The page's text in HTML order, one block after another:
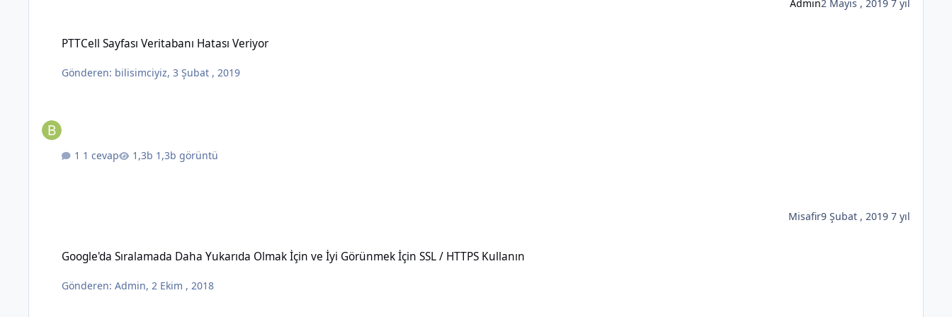
Admin2 Mayıs , 2019 7 yıl
PTTCell Sayfası Veritabanı Hatası Veriyor
Gönderen: bilisimciyiz,3 Şubat , 2019
1 cevap 1,3b görüntü
Misafir9 Şubat , 2019 7 yıl
Google'da Sıralamada Daha Yukarıda Olmak İçin ve İyi Görünmek İçin SSL / HTTPS Kullanın
Gönderen:Admin, 2 Ekim , 2018